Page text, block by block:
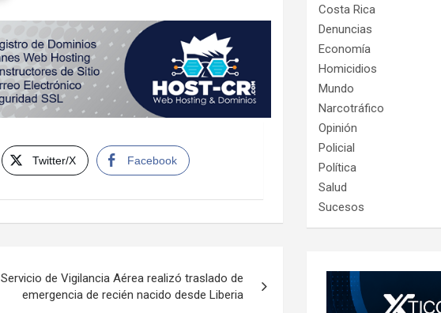
Twitter/X Facebook
Servicio de Vigilancia Aérea realizó traslado de
emergencia de recién nacido desde Liberia
Costa Rica
Denuncias
Economía
Homicidios
Mundo
Narcotráfico
Opinión
Policial
Política
Salud
Sucesos